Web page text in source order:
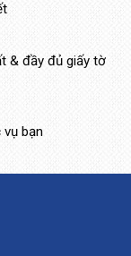
& đầy đủ giấy tờ
vụ bạn